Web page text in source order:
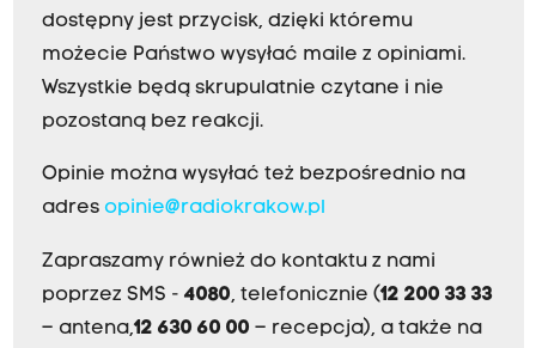
dostępny jest przycisk, dzięki któremu
możecie Państwo wysyłać maile z opiniami.
Wszystkie będą skrupulatnie czytane i nie
pozostaną bez reakcji.
Opinie można wysyłać też bezpośrednio na
adres opinie@radiokrakow.pl
Zapraszamy również do kontaktu z nami
poprzez SMS - 4080, telefonicznie (12 200 33 33
– antena,12 630 60 00 – recepcja), a także na